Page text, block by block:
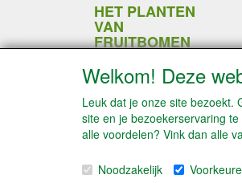
HET PLANTEN
VAN
FRUITBOMEN
Bemesting
Welkom! Deze
Leuk dat je onze site bezoekt.
site en je bezoekerservaring
alle voordelen? Vink dan alle
Noodzakelijk